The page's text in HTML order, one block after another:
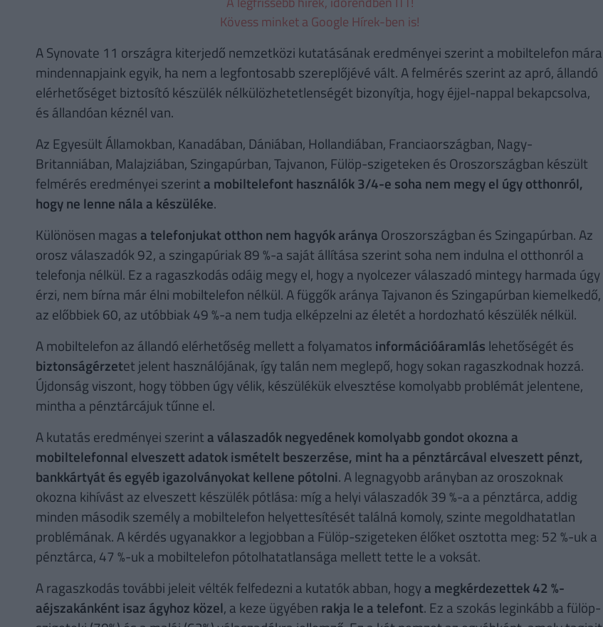
Kövess minket a Google Hírek-ben is!
A Synovate 11 országra kiterjedő nemzetközi kutatásának eredményei szerint a mobiltelefon mára
mindennapjaink egyik, ha nem a legfontosabb szereplőjévé vált. A felmérés szerint az apró, állandó
elérhetőséget biztosító készülék nélkülözhetetlenségét bizonyítja, hogy éjjel-nappal bekapcsolva,
és állandóan kéznél van.
Az Egyesült Államokban, Kanadában, Dániában, Hollandiában, Franciaországban, Nagy-
Britanniában, Malajziában, Szingapúrban, Tajvanon, Fülöp-szigeteken és Oroszországban készült
felmérés eredményei szerinta mobiltelefont használók 3/4-e soha nem megy el úgy otthonról,
hogy ne lenne nála a készüléke.
Különösen magas a telefonjukat otthon nem hagyók aránya Oroszországban és Szingapúrban. Az
orosz válaszadók 92, a szingapúriak 89 %-a saját állítása szerint soha nem indulna el otthonról a
telefonja nélkül. Ez a ragaszkodás odáig megy el, hogy a nyolcezer válaszadó mintegy harmada úgy
érzi, nem bírna már élni mobiltelefon nélkül. A függők aránya Tajvanon és Szingapúrban kiemelkedő,
az előbbiek 60, az utóbbiak 49 %-a nem tudja elképzelni az életét a hordozható készülék nélkül.
A mobiltelefon az állandó elérhetőség mellett a folyamatos információáramlás lehetőségét és
biztonságérzetet jelent használójának, így talán nem meglepő, hogy sokan ragaszkodnak hozzá.
Újdonság viszont, hogy többen úgy vélik, készülékük elvesztése komolyabb problémát jelentene,
mintha a pénztárcájuk tűnne el.
A kutatás eredményei szerinta válaszadók negyedének komolyabb gondot okozna a
mobiltelefonnal elveszett adatok ismételt beszerzése, mint ha a pénztárcával elveszett pénzt,
bankkártyát és egyéb igazolványokat kellene pótolni. A legnagyobb arányban az oroszoknak
okozna kihívást az elveszett készülék pótlása: míg a helyi válaszadók 39 %-a a pénztárca, addig
minden második személy a mobiltelefon helyettesítését találná komoly, szinte megoldhatatlan
problémának. A kérdés ugyanakkor a legjobban a Fülöp-szigeteken élőket osztotta meg: 52 %-uk a
pénztárca, 47 %-uk a mobiltelefon pótolhatatlansága mellett tette le a voksát.
A ragaszkodás további jeleit vélték felfedezni a kutatók abban, hogya megkérdezettek 42 %-
aéjszakánként isaz ágyhoz közel, a keze ügyében rakja le a telefont. Ez a szokás leginkább a fülöp-